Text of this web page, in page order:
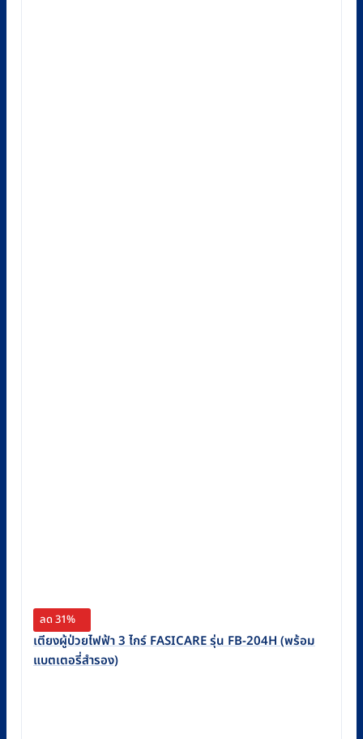
ลด 31%
เตียงผู้ป่วยไฟฟ้า 3 ไกร์ FASICARE รุ่น FB-204H (พร้อม
แบตเตอรี่สำรอง)